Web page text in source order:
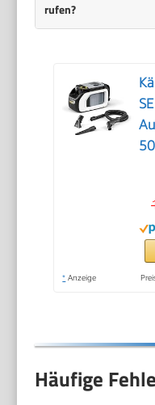
rufen?
* Anzeige
Häufige